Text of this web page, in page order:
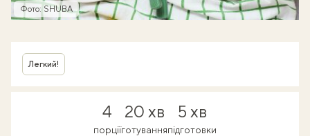
Фото: SHUBA
Легкий!
4
порції
20 хв
готування
5 хв
підготовки